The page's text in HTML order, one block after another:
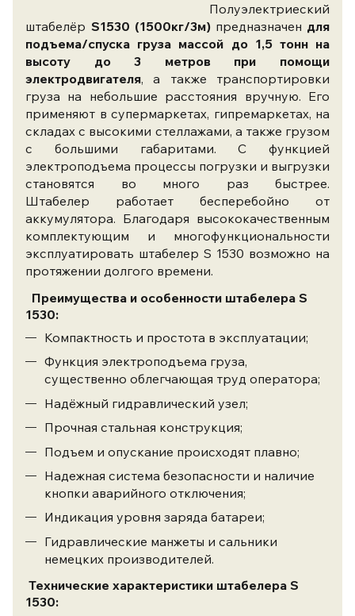
Полуэлектриеский
штабелёр S1530 (1500кг/3м) предназначен для
подъема/спуска груза массой до 1,5 тонн на
высоту до 3 метров при помощи
электродвигателя, а также транспортировки
груза на небольшие расстояния вручную. Его
применяют в супермаркетах, гипремаркетах, на
складах с высокими стеллажами, а также грузом
с большими габаритами. С функцией
электроподъема процессы погрузки и выгрузки
становятся во много раз быстрее.
Штабелер работает бесперебойно от
аккумулятора. Благодаря высококачественным
комплектующим и многофункциональности
эксплуатировать штабелер S 1530 возможно на
протяжении долгого времени.
Преимущества и особенности штабелера S
1530:
Компактность и простота в эксплуатации;
Функция электроподъема груза,
существенно облегчающая труд оператора;
Надёжный гидравлический узел;
Прочная стальная конструкция;
Подъем и опускание происходят плавно;
Надежная система безопасности и наличие
кнопки аварийного отключения;
Индикация уровня заряда батареи;
Гидравлические манжеты и сальники
немецких производителей.
Технические характеристики штабелера S
1530: